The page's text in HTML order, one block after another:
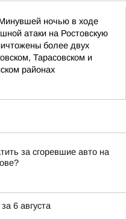
ночью в ходе
атаки на Ростовскую
более двух
Тарасовском и
районах
за сгоревшие авто на
6 августа